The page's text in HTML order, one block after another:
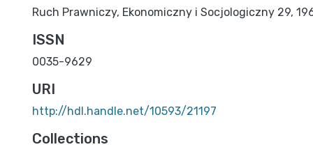
Ruch Prawniczy, Ekonomiczny i Socjologiczny 29,
ISSN
0035-9629
URI
http://hdl.handle.net/10593/21197
Collections